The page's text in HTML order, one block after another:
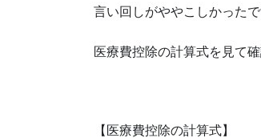
言い回しがややこしかった
医療費控除の計算式を見て
【医療費控除の計算式】